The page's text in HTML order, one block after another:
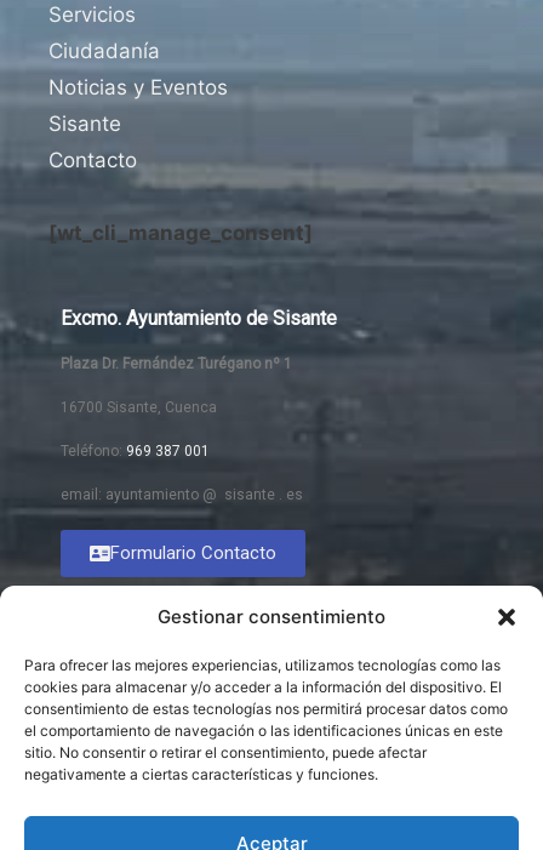
Gestionar consentimiento
Para ofrecer las mejores experiencias, utilizamos tecnologías como las
cookies para almacenar y/o acceder a la información del dispositivo. El
consentimiento de estas tecnologías nos permitirá procesar datos como
el comportamiento de navegación o las identificaciones únicas en este
sitio. No consentir o retirar el consentimiento, puede afectar
negativamente a ciertas características y funciones.
Aceptar
Servicios
Ciudadanía
Noticias y Eventos
Sisante
Contacto
[wt_cli_manage_consent]
Excmo. Ayuntamiento de Sisante
Plaza Dr. Fernández Turégano nº 1
16700 Sisante, Cuenca
Teléfono: 969 387 001
email: ayuntamiento @ sisante . es
Formulario Contacto